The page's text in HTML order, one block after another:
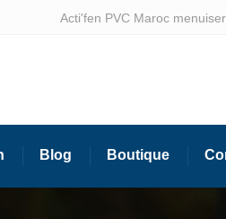
Acti'fen PVC Maroc
Blog Boutique